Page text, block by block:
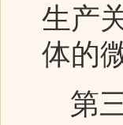
生产
体的
第